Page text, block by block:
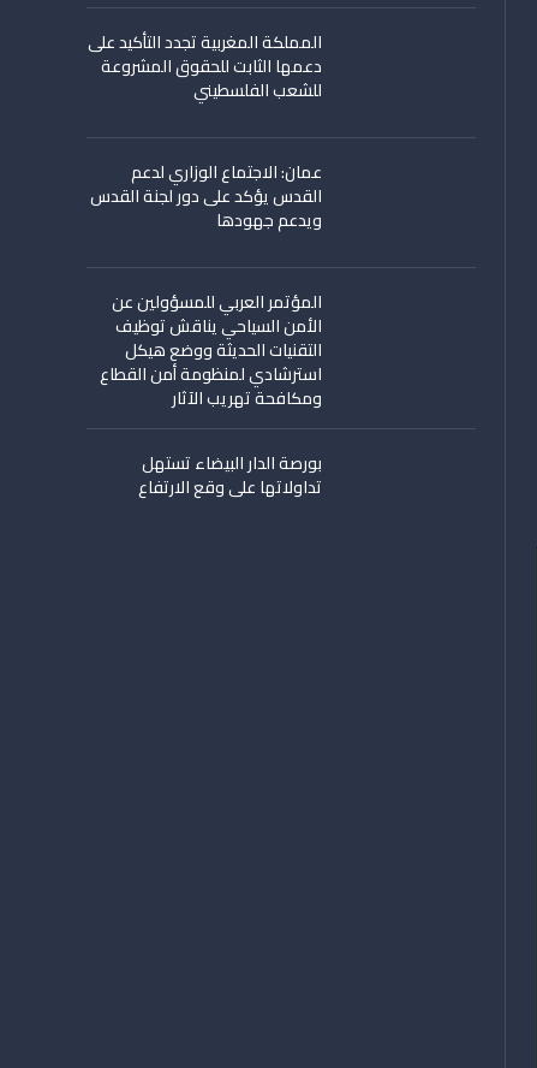
المملكة المغربية تجدد التأكيد على
دعمها الثابت للحقوق المشروعة
للشعب الفلسطيني
عمان: الاجتماع الوزاري لدعم
القدس يؤكد على دور لجنة القدس
ويدعم جهودها
المؤتمر العربي للمسؤولين عن
الأمن السياحي يناقش توظيف
التقنيات الحديثة ووضع هيكل
استرشادي لمنظومة أمن القطاع
ومكافحة تهريب الآثار
بورصة الدار البيضاء تستهل
تداولاتها على وقع الارتفاع